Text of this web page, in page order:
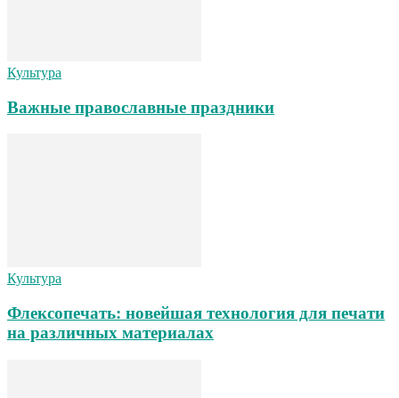
Культура
Важные православные праздники
Культура
Флексопечать: новейшая технология для печати
на различных материалах